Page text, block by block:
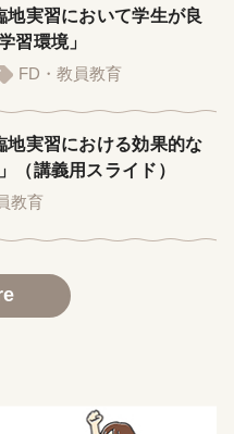
実習において学生が良
習環境」
FD・教員教育
地実習における効果的な
（講義用スライド）
教育